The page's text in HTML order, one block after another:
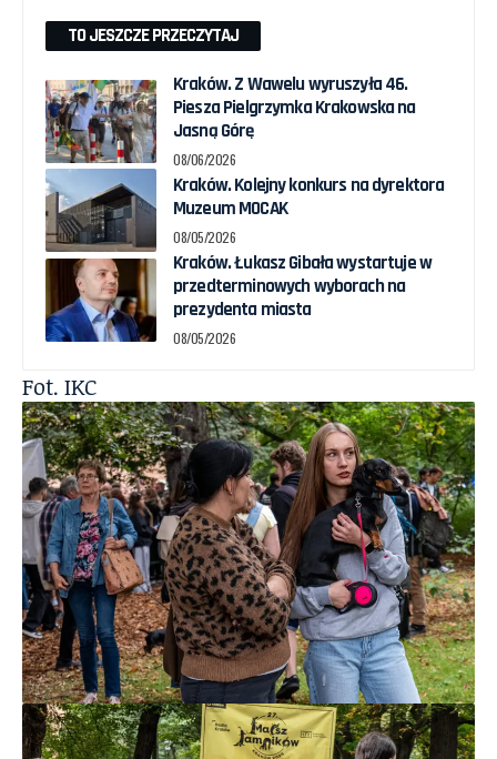
TO JESZCZE PRZECZYTAJ
Kraków. Z Wawelu wyruszyła 46.
Piesza Pielgrzymka Krakowska na
Jasną Górę
08/06/2026
Kraków. Kolejny konkurs na dyrektora
Muzeum MOCAK
08/05/2026
Kraków. Łukasz Gibała wystartuje w
przedterminowych wyborach na
prezydenta miasta
08/05/2026
Fot. IKC